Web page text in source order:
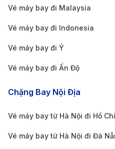
chi phí hợp lý và không
Taxi:Nếu bạn có nhiều
chuyển thoải mái, taxi là
taxi từ sân bay vào
1,600,000 VND), và thời
30 phút, tùy vào điều
Amsterdam và có mức
Vé máy bay đi Malaysia
Vé máy bay đi Indonesia
Vé máy bay đi Ý
Vé máy bay đi Ấn Độ
Chặng Bay Nội Địa
Vé máy bay từ Hà Nội đi Hồ
Vé máy bay từ Hà Nội đi Đà